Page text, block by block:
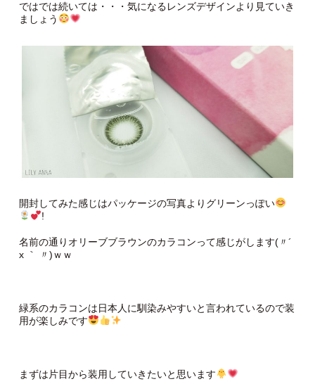
ではでは続いては・・・気になるレンズデザインより見ていき
ましょう
開封してみた感じはパッケージの写真よりグリーンっぽい
!
名前の通りオリーブブラウンのカラコンって感じがします(〃´
x ｀ 〃)ｗｗ
緑系のカラコンは日本人に馴染みやすいと言われているので装
用が楽しみです
まずは片目から装用していきたいと思います